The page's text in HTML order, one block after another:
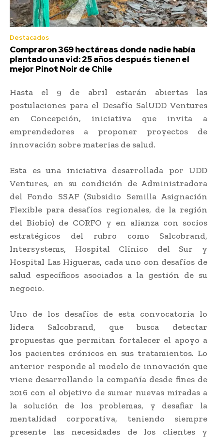
Destacados
Compraron 369 hectáreas donde nadie había
plantado una vid: 25 años después tienen el
mejor Pinot Noir de Chile
Hasta el 9 de abril estarán abiertas las
postulaciones para el Desafío SalUDD Ventures
en Concepción, iniciativa que invita a
emprendedores a proponer proyectos de
innovación sobre materias de salud.
Esta es una iniciativa desarrollada por UDD
Ventures, en su condición de Administradora
del Fondo SSAF (Subsidio Semilla Asignación
Flexible para desafíos regionales, de la región
del Biobío) de CORFO y en alianza con socios
estratégicos del rubro como Salcobrand,
Intersystems, Hospital Clínico del Sur y
Hospital Las Higueras, cada uno con desafíos de
salud específicos asociados a la gestión de su
negocio.
Uno de los desafíos de esta convocatoria lo
lidera Salcobrand, que busca detectar
propuestas que permitan fortalecer el apoyo a
los pacientes crónicos en sus tratamientos. Lo
anterior responde al modelo de innovación que
viene desarrollando la compañía desde fines de
2016 con el objetivo de sumar nuevas miradas a
la solución de los problemas, y desafiar la
mentalidad corporativa, teniendo siempre
presente las necesidades de los clientes y